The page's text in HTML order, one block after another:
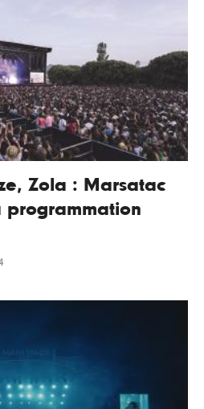
Zola : Marsatac
programmation